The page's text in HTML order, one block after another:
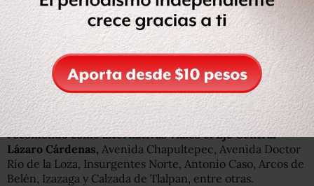
La SSPDF exhortó a los automovilistas a evitar la zona y
recomendó como alternativas viales el Eje Central
Lázaro Cárdenas, Avenida Chapultepec, Avenida Doctor
Río de la Loza, Insurgentes Norte, Antonio Caso, Arcos de
Belén, Izazaga y Calzada de Tlalpan, entre otras.